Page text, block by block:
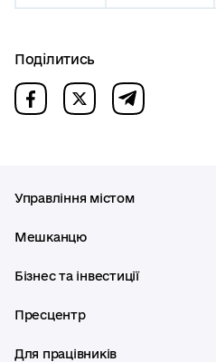
Поділитись
Управління містом
Мешканцю
Бізнес та інвестиції
Пресцентр
Для працівників